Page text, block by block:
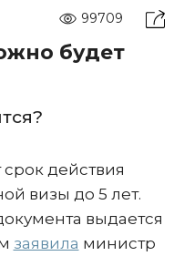
99709
будет
действия
визы до 5 лет.
выдается
заявила министр